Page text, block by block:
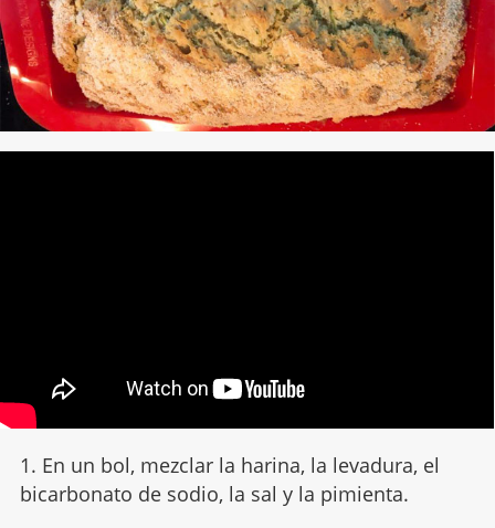
1. En un bol, mezclar la harina, la levadura, el
bicarbonato de sodio, la sal y la pimienta.